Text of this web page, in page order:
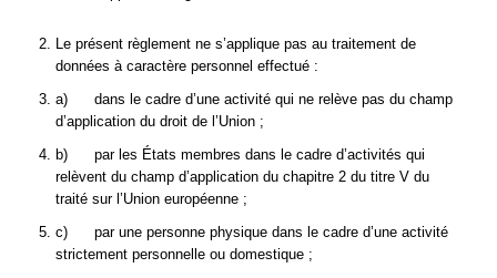
Le présent règlement ne s’applique pas au traitement de
données à caractère personnel effectué :
a) dans le cadre d’une activité qui ne relève pas du champ
d’application du droit de l’Union ;
b) par les États membres dans le cadre d’activités qui
relèvent du champ d’application du chapitre 2 du titre V du
traité sur l’Union européenne ;
c) par une personne physique dans le cadre d’une activité
strictement personnelle ou domestique ;